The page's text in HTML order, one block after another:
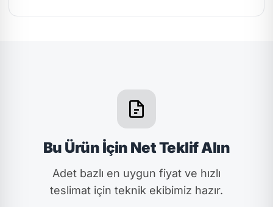
Bu Ürün İçin Net Teklif Alın
Adet bazlı en uygun fiyat ve hızlı
teslimat için teknik ekibimiz hazır.